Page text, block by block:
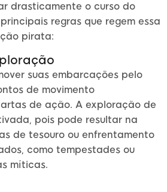
drasticamente o curso do
regras que regem essa
pirata:
suas embarcações pelo
de movimento
de ação. A exploração de
pois pode resultar na
de tesouro ou enfrentamento
como tempestades ou
míticas.